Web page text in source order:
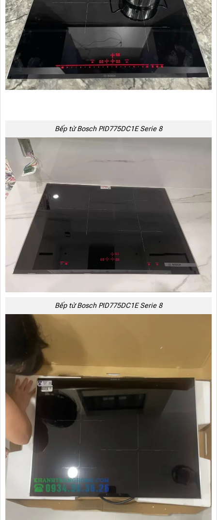
Bếp từ Bosch PID775DC1E Serie 8
Bếp từ Bosch PID775DC1E Serie 8